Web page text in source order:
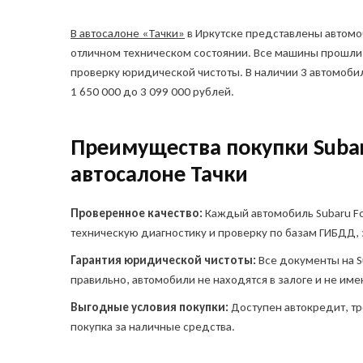
В автосалоне «Тачки» в Иркутске представлены
отличном техническом состоянии. Все машины
проверку юридической чистоты. В наличии 3
1 650 000 до 3 099 000 рублей.
Преимущества покупки
автосалоне Тачки
Проверенное качество: Каждый автомобиль Subaru
техническую диагностику и проверку по базам ГИБДД,
Гарантия юридической чистоты: Все документы на
правильно, автомобили не находятся в залоге и не
Выгодные условия покупки: Доступен автокредит,
покупка за наличные средства.
и
Я